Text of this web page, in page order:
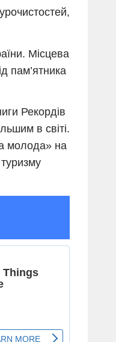
Місцева
пам’ятника
Рекордів
в світі.
молода» на